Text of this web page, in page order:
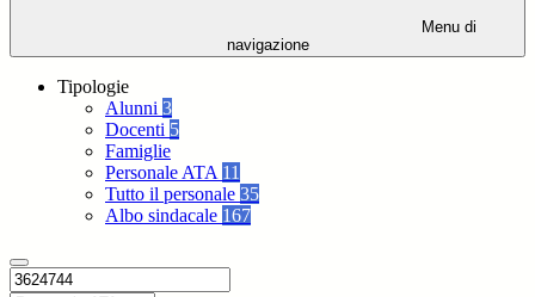
Menu di
navigazione
Tipologie
Alunni 3
Docenti 5
Famiglie
Personale ATA 11
Tutto il personale 35
Albo sindacale 167